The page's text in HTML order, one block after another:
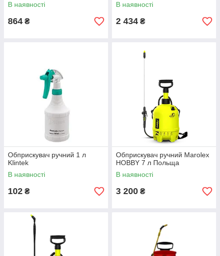
В наявності
864 ₴
В наявності
2 434 ₴
Обприскувач ручний 1 л
Klintek
В наявності
102 ₴
Обприскувач ручний Marolex
HOBBY 7 л Польща
В наявності
3 200 ₴